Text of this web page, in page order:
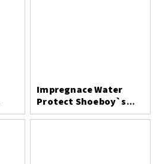
Impregnace Water
Protect Shoeboy`s
200ml